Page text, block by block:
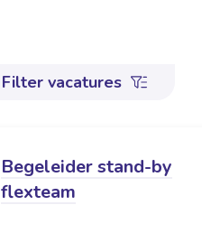
Filter vacatures
Begeleider stand-by
flexteam